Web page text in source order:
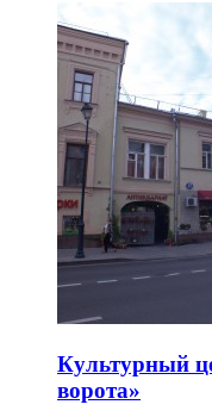
Культурный
ворота»